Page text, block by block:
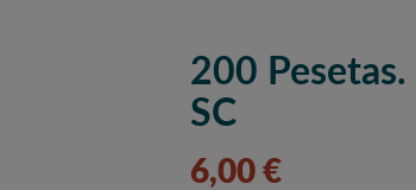
200
SC
6,00 €